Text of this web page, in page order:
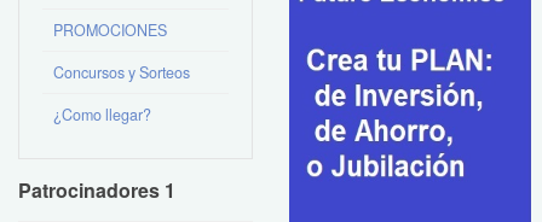
PROMOCIONES
Concursos y Sorteos
¿Como llegar?
Patrocinadores 1